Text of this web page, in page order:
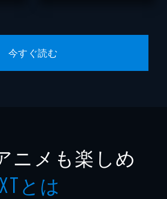
今すぐ読む
ニメも楽しめ
とは